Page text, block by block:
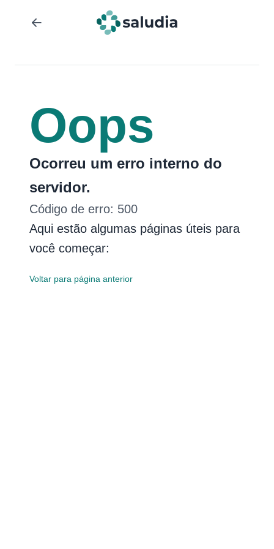
Oops
Ocorreu um erro interno do
servidor.
Código de erro: 500
Aqui estão algumas páginas úteis para
você começar:
Voltar para página anterior